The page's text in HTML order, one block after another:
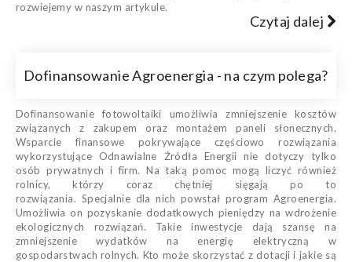
rozwiejemy w naszym artykule.
Czytaj dalej
Dofinansowanie Agroenergia - na czym polega?
Dofinansowanie fotowoltaiki umożliwia zmniejszenie kosztów
związanych z zakupem oraz montażem paneli słonecznych.
Wsparcie finansowe pokrywające częściowo rozwiązania
wykorzystujące Odnawialne Źródła Energii nie dotyczy tylko
osób prywatnych i firm. Na taką pomoc mogą liczyć również
rolnicy, którzy coraz chętniej sięgają po to
rozwiązania. Specjalnie dla nich powstał program Agroenergia.
Umożliwia on pozyskanie dodatkowych pieniędzy na wdrożenie
ekologicznych rozwiązań. Takie inwestycje dają szansę na
zmniejszenie wydatków na energię elektryczną w
gospodarstwach rolnych. Kto może skorzystać z dotacji i jakie są